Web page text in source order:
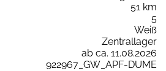
51 km
5
Weiß
Zentrallager
ab ca. 11.08.2026
922967_GW_APF-DUME